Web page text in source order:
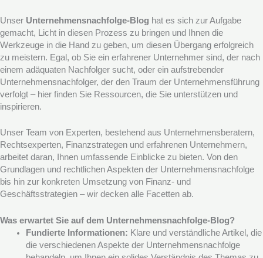
Unser Unternehmensnachfolge-Blog hat es sich zur Aufgabe
gemacht, Licht in diesen Prozess zu bringen und Ihnen die
Werkzeuge in die Hand zu geben, um diesen Übergang erfolgreich
zu meistern. Egal, ob Sie ein erfahrener Unternehmer sind, der nach
einem adäquaten Nachfolger sucht, oder ein aufstrebender
Unternehmensnachfolger, der den Traum der Unternehmensführung
verfolgt – hier finden Sie Ressourcen, die Sie unterstützen und
inspirieren.
Unser Team von Experten, bestehend aus Unternehmensberatern,
Rechtsexperten, Finanzstrategen und erfahrenen Unternehmern,
arbeitet daran, Ihnen umfassende Einblicke zu bieten. Von den
Grundlagen und rechtlichen Aspekten der Unternehmensnachfolge
bis hin zur konkreten Umsetzung von Finanz- und
Geschäftsstrategien – wir decken alle Facetten ab.
Was erwartet Sie auf dem Unternehmensnachfolge-Blog?
Fundierte Informationen: Klare und verständliche Artikel, die
die verschiedenen Aspekte der Unternehmensnachfolge